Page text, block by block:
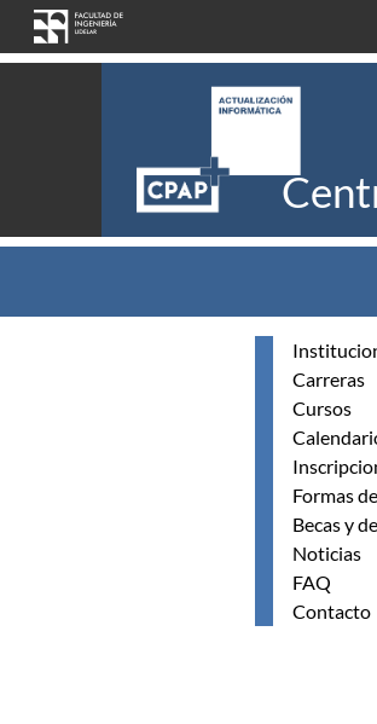
Pasar al contenido principal
Carreras
Cursos
Formas
Becas y
Noticias
FAQ
Contacto